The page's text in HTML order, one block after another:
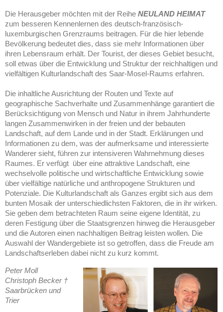
Die Herausgeber möchten mit der Reihe NEULAND HEIMAT
zum besseren Kennenlernen des deutsch-französisch-
luxemburgischen Grenzraums beitragen. Für die hier lebende
Bevölkerung bedeutet dies, dass sie mehr Informationen über
ihren Lebensraum erhält. Der Tourist, der dieses Gebiet besucht,
soll etwas über die Entwicklung und Struktur der reichhaltigen und
vielfältigen Kulturlandschaft des Saar-Mosel-Raums erfahren.
Die inhaltliche Ausrichtung der Routen und Texte auf
geographische Sachverhalte und Zusammenhänge garantiert die
Berücksichtigung von Mensch und Natur in ihrem Jahrhunderte
langen Zusammenwirken in der freien und der bebauten
Landschaft, auf dem Lande und in der Stadt. Erklärungen und
Informationen zu dem, was der aufmerksame und interessierte
Wanderer sieht, führen zur intensiveren Wahrnehmung dieses
Raumes. Er verfügt über eine attraktive Landschaft, eine
wechselvolle politische und wirtschaftliche Entwicklung sowie
über vielfältige natürliche und anthropogene Strukturen und
Potenziale. Die Kulturlandschaft als Ganzes ergibt sich aus dem
bunten Mosaik der unterschiedlichsten Faktoren, die in ihr wirken.
Sie geben dem betrachteten Raum seine eigene Identität, zu
deren Festigung über die Staatsgrenzen hinweg die Herausgeber
und die Autoren einen nachhaltigen Beitrag leisten wollen. Die
Auswahl der Wandergebiete ist so getroffen, dass die Freude am
Landschaftserleben dabei nicht zu kurz kommt.
Peter Moll
Christoph Becker †
Saarbrücken und
Trier